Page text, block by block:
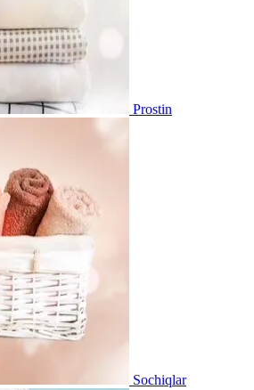
Prostin
Sochiqlar